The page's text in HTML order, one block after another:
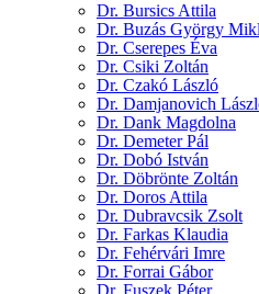
Dr. Bursics Attila
Dr. Buzás György
Dr. Cserepes Éva
Dr. Csiki Zoltán
Dr. Czakó László
Dr. Damjanovich
Dr. Dank Magdolna
Dr. Demeter Pál
Dr. Dobó István
Dr. Döbrönte Zoltán
Dr. Doros Attila
Dr. Dubravcsik Zsolt
Dr. Farkas Klaudia
Dr. Fehérvári Imre
Dr. Forrai Gábor
Dr. Fuszek Péter